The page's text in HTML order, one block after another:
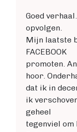
Goed
opvolgen.
Mijn laatste
FACEBOOK
promoten.
hoor.
dat ik in
ik
geheel
tegenviel om